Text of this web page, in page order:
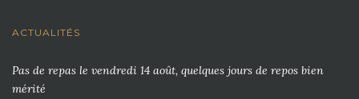
ACTUALITÉS
Pas de repas le vendredi 14 août, quelques jours de repos bien
mérité